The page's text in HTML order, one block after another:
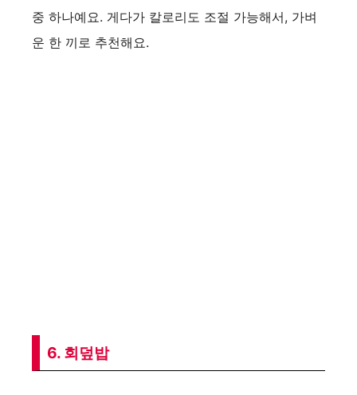
중 하나예요. 게다가 칼로리도 조절 가능해서, 가벼
운 한 끼로 추천해요.
6. 회덮밥